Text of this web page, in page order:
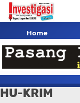
Home
HU-KRIM